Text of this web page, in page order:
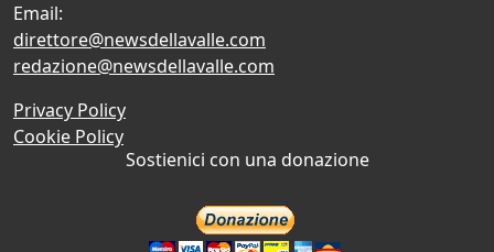
Email:
direttore@newsdellavalle.com
redazione@newsdellavalle.com
Privacy Policy
Cookie Policy
Sostienici con una donazione